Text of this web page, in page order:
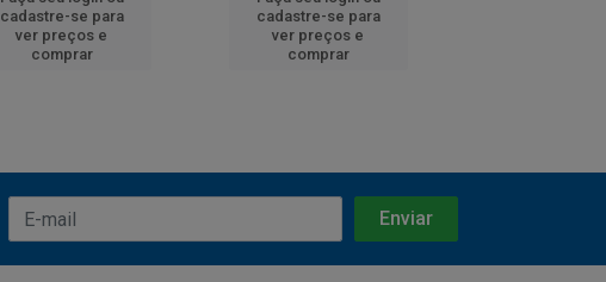
cadastre-se para
ver preços e
comprar
cadastre-se para
ver preços e
comprar